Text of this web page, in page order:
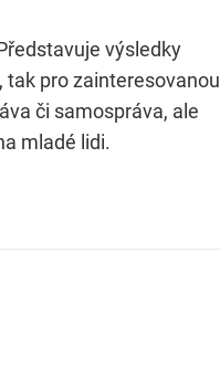
výsledky
pro zainteresovanou
či samospráva, ale
mladé lidi.